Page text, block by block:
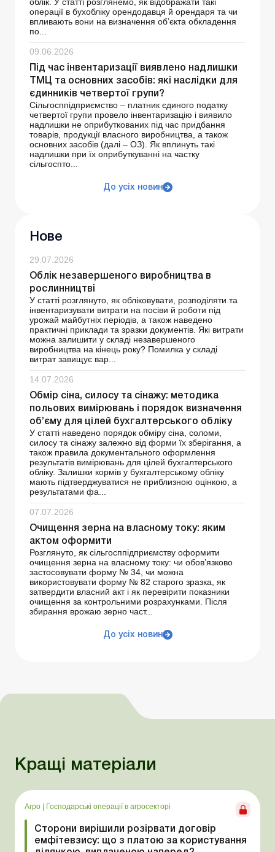
облік. У статті розглянемо, як відображати такі
операції в бухобліку орендодавця й орендаря та чи
впливають вони на визначення об’єкта обкладення
по...
09.06.2026
Під час інвентаризації виявлено надлишки
ТМЦ та основних засобів: які наслідки для
єдинників четвертої групи?
Сільгосппідприємство – платник єдиного податку
четвертої групи провело інвентаризацію і виявило
надлишки не оприбуткованих під час придбання
товарів, продукції власного виробництва, а також
основних засобів (далі – ОЗ). Як вплинуть такі
надлишки при їх оприбуткуванні на частку
сільгоспто...
До усіх новин
Нове
29.07.2026
Облік незавершеного виробництва в
рослинництві
У статті розглянуто, як обліковувати, розподіляти та
інвентаризувати витрати на посіви й роботи під
урожай майбутніх періодів, а також наведено
практичні приклади та зразки документів. Які витрати
можна залишити у складі незавершеного
виробництва на кінець року? Помилка у складі
витрат завищує вар...
14.07.2026
Обмір сіна, силосу та сінажу: методика
польових вимірювань і порядок визначення
об’єму для цілей бухгалтерського обліку
У статті наведено порядок обміру сіна, соломи,
силосу та сінажу залежно від форми їх зберігання, а
також правила документального оформлення
результатів вимірювань для цілей бухгалтерського
обліку. Залишки кормів у бухгалтерському обліку
мають підтверджуватися не приблизною оцінкою, а
результатами фа...
07.07.2026
Очищення зерна на власному току: яким
актом оформити
Розглянуто, як сільгосппідприємству оформити
очищення зерна на власному току: чи обов’язково
застосовувати форму № 34, чи можна
використовувати форму № 82 старого зразка, як
затвердити власний акт і як перевірити показники
очищення за контрольними розрахунками. Після
збирання врожаю зерно част...
До усіх новин
Кращі матеріали
Агро Господарські операції в агросекторі
Сторони вирішили розірвати договір
емфітевзису: що з платою за користування